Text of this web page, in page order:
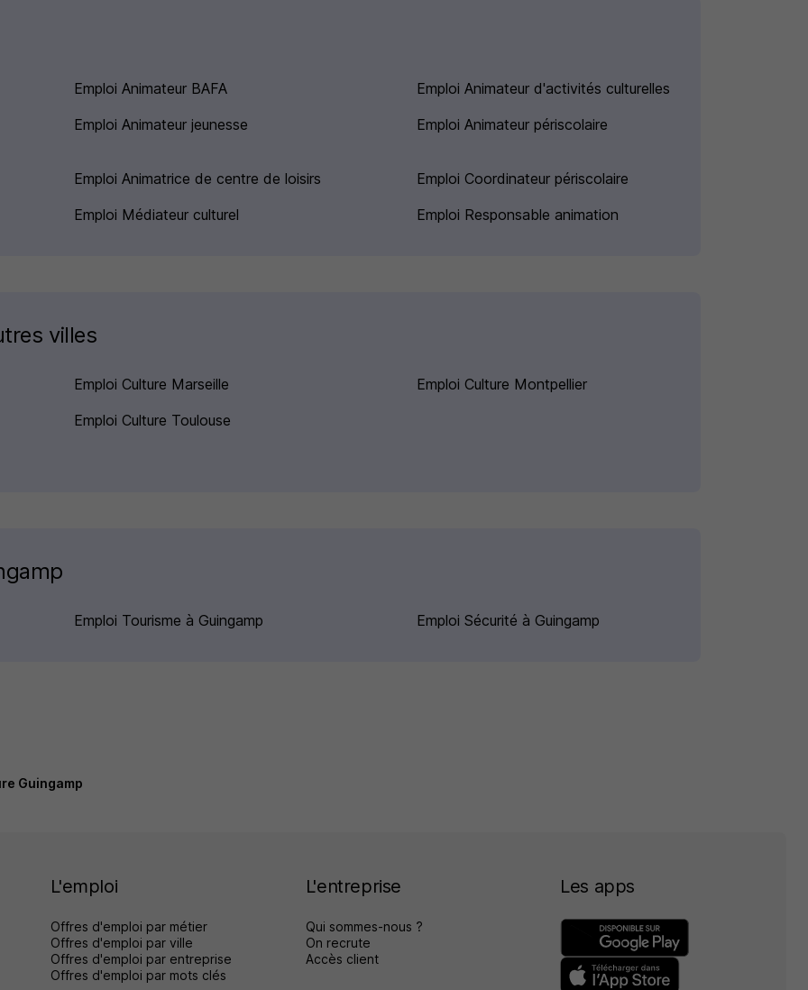
Emploi Animateur BAFA
Emploi Animateur d'activités culturelles
Emploi Animateur jeunesse Emploi Animateur périscolaire
Emploi Animatrice de centre de loisirs
Emploi Coordinateur périscolaire
Emploi Médiateur culturel Emploi Responsable animation
villes
Emploi Culture Marseille
Emploi Culture Montpellier
Emploi Culture Toulouse
Emploi Tourisme à Guingamp Emploi Sécurité à Guingamp
Guingamp
L'emploi
Offres d'emploi par métier
Offres d'emploi par ville
Offres d'emploi par entreprise
Offres d'emploi par mots clés
L'entreprise
Qui sommes-nous ?
On recrute
Accès client
Les apps